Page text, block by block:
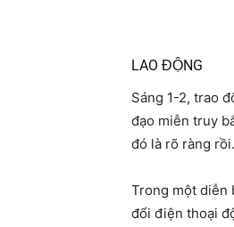
LAO ĐỘNG
Sáng 1-2, trao
đạo miễn truy
đó là rõ ràng
Trong một diễn
đổi điện thoại